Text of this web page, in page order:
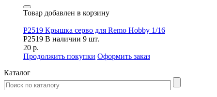
Товар добавлен в корзину
P2519 Крышка серво для Remo Hobby 1/16
P2519 В наличии 9 шт.
20 р.
Продолжить покупки Оформить заказ
Каталог